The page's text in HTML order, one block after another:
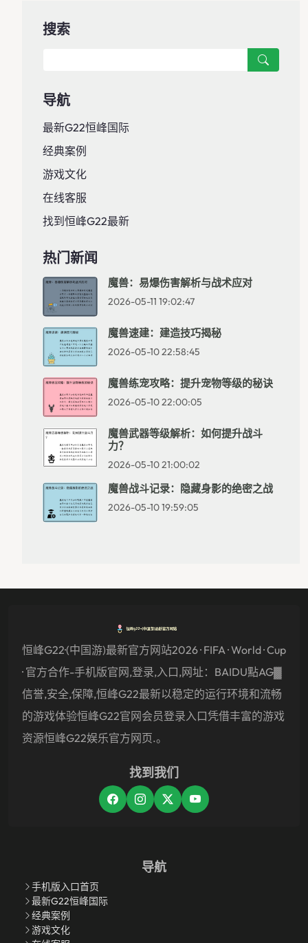
搜索
导航
最新G22恒峰国际
经典案例
游戏文化
在线客服
找到恒峰g22最新
热门新闻
魔兽：易爆伤害解析与战术应对
2026-05-11 19:02:47
魔兽速建：建造技巧揭秘
2026-05-10 22:58:45
魔兽练宠攻略：提升宠物等级的秘诀
2026-05-10 22:00:05
魔兽武器等级解析：如何提升战斗
力？
2026-05-10 21:00:02
魔兽战斗记录：隐藏身影的绝密之战
2026-05-10 19:59:05
恒峰g22·(中国游)最新官方网站2026 · FIFA · World · Cup
· 官方合作-手机版官网,登录,入口,网址：BAIDU點AG▓
信誉,安全,保障,恒峰g22最新以稳定的运行环境和流畅
的游戏体验恒峰g22官网会员登录入口凭借丰富的游戏
资源恒峰g22娱乐官方网页.。
找到我们
导航
手机版入口首页
最新G22恒峰国际
经典案例
游戏文化